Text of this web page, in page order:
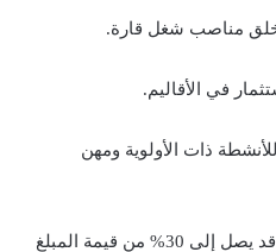
خلق مناصب شغل قارة.
في الأقاليم.
ذات الأولوية ومهن
وكشف العرض أن إجمالي الدعم قد يصل إلى 30% من قيمة المبلغ